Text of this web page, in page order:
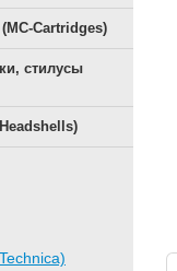
Cartridges)
стилусы